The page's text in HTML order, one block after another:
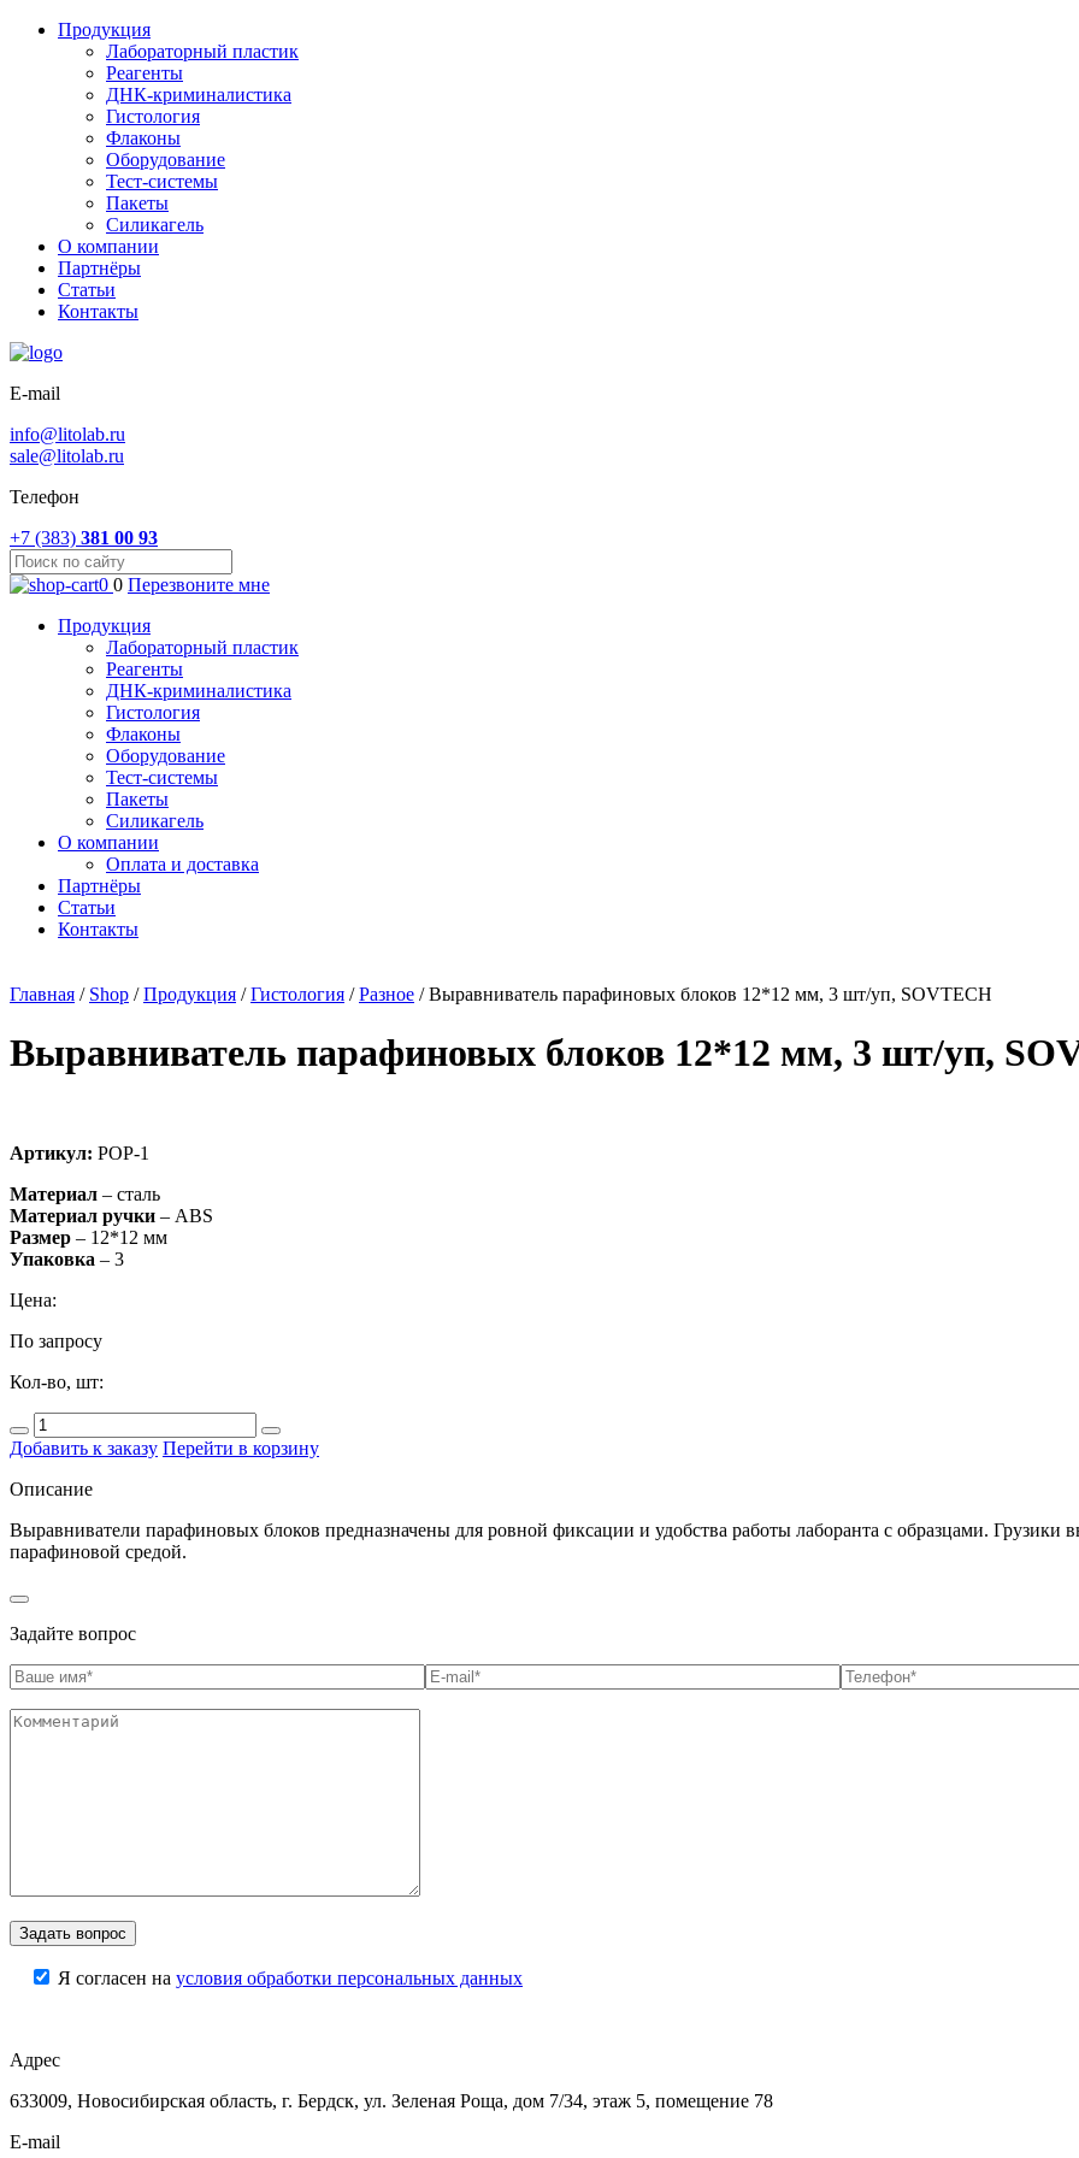
Продукция
Лабораторный пластик
Реагенты
ДНК-криминалистика
Гистология
Флаконы
Оборудование
Тест-системы
Пакеты
Силикагель
О компании
Партнёры
Статьи
Контакты
E-mail
info@litolab.ru
sale@litolab.ru
Телефон
+7 (383) 381 00 93
0 0 Перезвоните мне
Продукция
Лабораторный пластик
Реагенты
ДНК-криминалистика
Гистология
Флаконы
Оборудование
Тест-системы
Пакеты
Силикагель
О компании
Оплата и доставка
Партнёры
Статьи
Контакты
Главная / Shop /Продукция /Гистология /Разное /Выравниватель парафиновых блоков 12*12 мм, 3 шт/уп, SOVTECH
Выравниватель парафиновых блоков 12*12 мм, 3 шт/уп,
Артикул: POP-1
Материал – сталь
Материал ручки – ABS
Размер – 12*12 мм
Упаковка – 3
Цена:
По запросу
Кол-во, шт:
Добавить к заказу Перейти в корзину
Описание
Выравниватели парафиновых блоков предназначены для ровной фиксации и удобства работы лаборанта с образцами. Грузики
парафиновой средой.
Задайте вопрос
Я согласен на условия обработки персональных данных
Адрес
633009, Новосибирская область, г. Бердск, ул. Зеленая Роща, дом 7/34, этаж 5, помещение 78
E-mail